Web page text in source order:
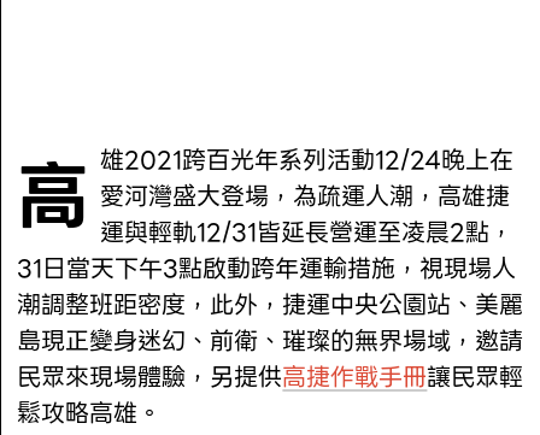
高雄2021跨百光年系列活動12/24晚上在 愛河灣盛大登場，為疏運人潮，高雄捷
運與輕軌12/31皆延長營運至凌晨2點，
31日當天下午3點啟動跨年運輸措施，視現場人
潮調整班距密度，此外，捷運中央公園站、美麗
島現正變身迷幻、前衛、璀璨的無界場域，邀請
民眾來現場體驗，另提供高捷作戰手冊讓民眾輕
鬆攻略高雄。